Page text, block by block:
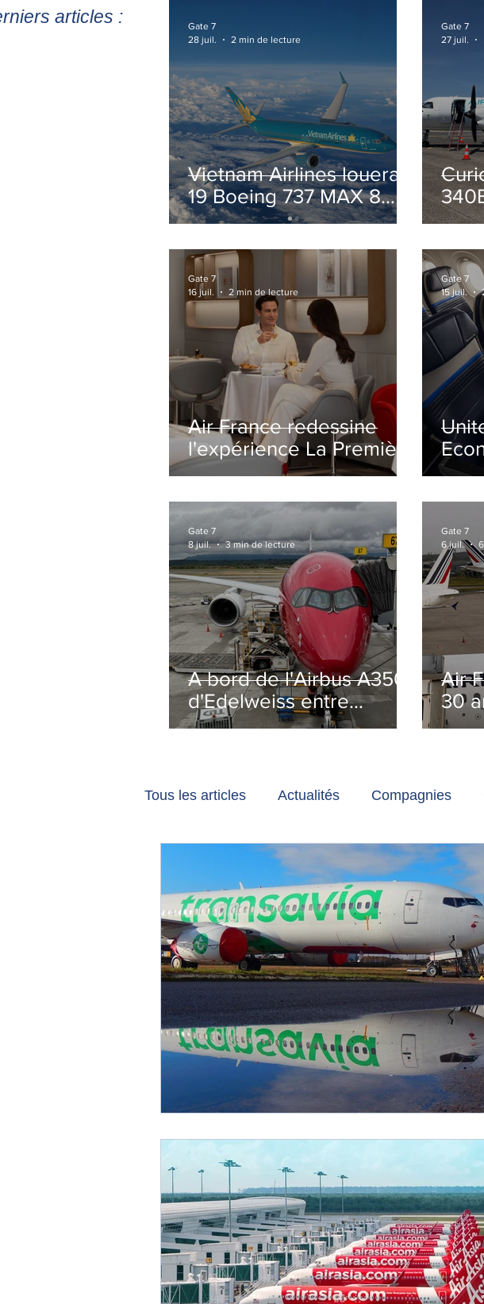
articles :
Vietnam Airlines louera
19 Boeing 737 MAX 8
pour accélérer la
flotte
Gate 7
28 juil.
2 min de lecture
ciel
Gate 7
27 juil.
Air France redessine
l'expérience La Première
avec un salon
Paris-CDG
Gate 7
16 juil.
2 min de lecture
Gate 7
15 juil.
A bord de l'Airbus A350
d'Edelweiss entre
Vancouver et Zurich
Gate 7
8 juil.
3 min de lecture
Air
30
Gate 7
6 juil.
Tous les articles Actualités Compagnies
Les tribunes de Gate7 album photo
Voyages Reportages